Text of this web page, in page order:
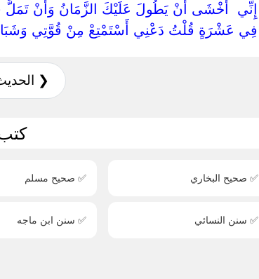
‏إِنِّي ‏ ‏أَخْشَى أَنْ يَطُولَ عَلَيْكَ الزَّمَانُ وَأَنْ تَمَلَّ
فِي عَشْرَةٍ قُلْتُ دَعْنِي أَسْتَمْتِعْ مِنْ قُوَّتِي
❮
✅ صحيح البخاري ✅ صحيح مسلم
✅ سنن النسائي ✅ سنن ابن ماجه